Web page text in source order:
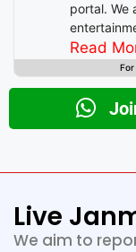
portal. We
decision-
Read
Live
We aim to